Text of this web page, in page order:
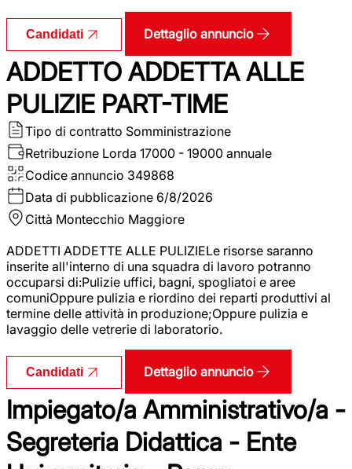
Candidati Dettaglio annuncio
ADDETTO ADDETTA ALLE
PULIZIE PART-TIME
Tipo di contratto Somministrazione
Retribuzione Lorda 17000 - 19000 annuale
Codice annuncio 349868
Data di pubblicazione 6/8/2026
Città Montecchio Maggiore
ADDETTI ADDETTE ALLE PULIZIELe risorse saranno
inserite all'interno di una squadra di lavoro potranno
occuparsi di:Pulizie uffici, bagni, spogliatoi e aree
comuniOppure pulizia e riordino dei reparti produttivi al
termine delle attività in produzione;Oppure pulizia e
lavaggio delle vetrerie di laboratorio.
Candidati Dettaglio annuncio
Impiegato/a Amministrativo/a -
Segreteria Didattica - Ente